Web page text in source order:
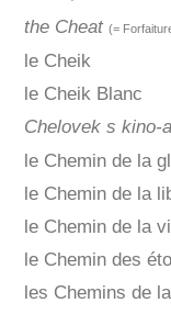
the Cheat (=
le Cheik
le Cheik Blanc
Chelovek s kino-
le Chemin de la
le Chemin de la
le Chemin de la
le Chemin des
les Chemins de